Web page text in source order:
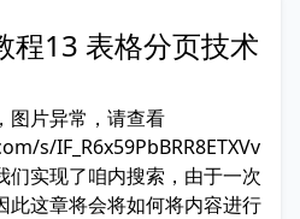
程13 表格分页技术
图片异常，请查看
s/IF_R6x59PbBRR8ETXVvKUg
们实现了咱内搜索，由于一次
此这章将会将如何将内容进行